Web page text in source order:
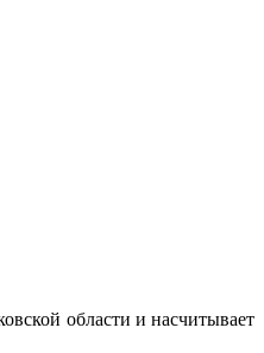
области и насчитывает